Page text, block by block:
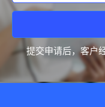
提交申请后，客户